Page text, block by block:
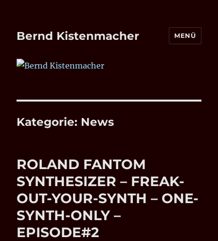
Bernd Kistenmacher MENÜ
Kategorie: News
ROLAND FANTOM
SYNTHESIZER – FREAK-
OUT-YOUR-SYNTH – ONE-
SYNTH-ONLY –
EPISODE#2